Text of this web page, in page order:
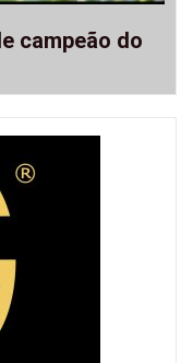
campeão do